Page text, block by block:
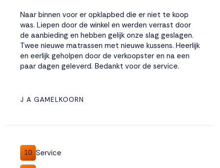
Naar binnen voor er opklapbed die er niet te koop
was. Liepen door de winkel en werden verrast door
de aanbieding en hebben gelijk onze slag geslagen.
Twee nieuwe matrassen met nieuwe kussens. Heerlijk
en eerlijk geholpen door de verkoopster en na een
paar dagen geleverd. Bedankt voor de service.
J A GAMELKOORN
10 Service